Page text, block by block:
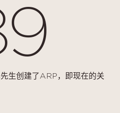
生创建了ARP，即现在的关